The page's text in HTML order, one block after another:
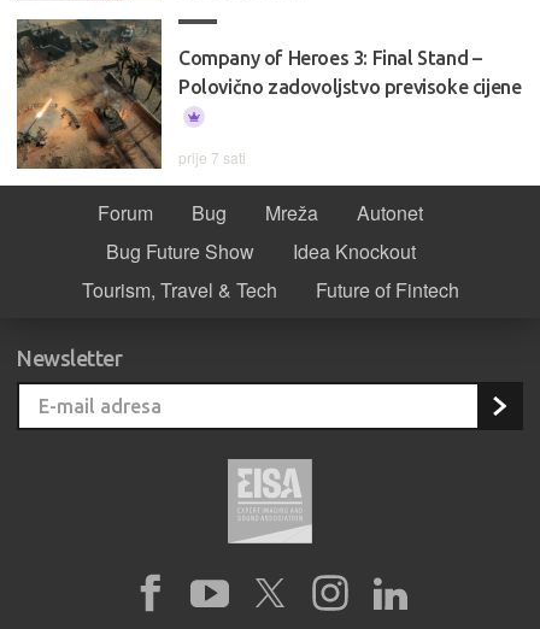
Company of Heroes 3: Final Stand –
Polovično zadovoljstvo previsoke cijene
prije 7 sati
Forum Bug Mreža
Autonet
Bug Future Show
Idea Knockout
Tourism, Travel & Tech
Future of Fintech
Newsletter